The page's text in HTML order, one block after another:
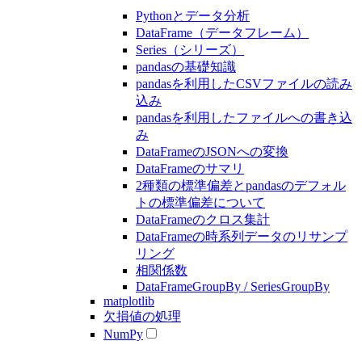
Pythonとデータ分析
DataFrame（データフレーム）
Series（シリーズ）
pandasの基礎知識
pandasを利用したCSVファイルの読み
込み
pandasを利用したファイルへの書き込
み
DataFrameのJSONへの変換
DataFrameのサマリ
2種類の標準偏差とpandasのデフォル
トの標準偏差について
DataFrameのクロス集計
DataFrameの時系列データのリサンプ
リング
相関係数
DataFrameGroupBy / SeriesGroupBy
matplotlib
欠損値の処理
NumPy